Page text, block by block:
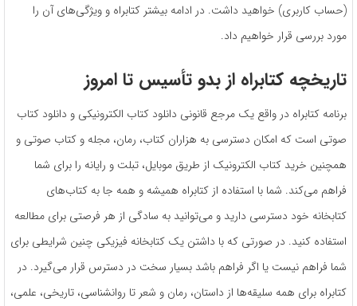
(حساب کاربری) خواهید داشت. در ادامه بیشتر کتابراه و ویژگی‌های آن را
مورد بررسی قرار خواهیم داد.
تاریخچه کتابراه از بدو تأسیس تا امروز
برنامه کتابراه در واقع یک مرجع قانونی دانلود کتاب الکترونیکی و دانلود کتاب
صوتی است که امکان دسترسی به هزاران کتاب، رمان، مجله و کتاب صوتی و
همچنین خرید کتاب الکترونیک از طریق موبایل، تبلت و رایانه را برای شما
فراهم می‌کند. شما با استفاده از کتابراه همیشه و همه جا به کتاب‌های
کتابخانه خود دسترسی دارید و می‌توانید به سادگی از هر فرصتی برای مطالعه
استفاده کنید. در صورتی که با داشتن یک کتابخانه فیزیکی چنین شرایطی برای
شما فراهم نیست یا اگر فراهم باشد بسیار سخت در دسترس قرار می‌گیرد. در
کتابراه برای همه سلیقه‌ها از داستان، رمان و شعر تا روانشناسی، تاریخی، علمی،